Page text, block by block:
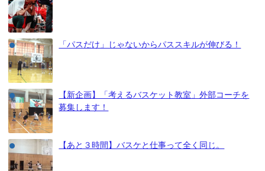
「パスだけ」じゃないからパススキルが伸びる！
【新企画】「考えるバスケット教室」外部コーチを
募集します！
【あと３時間】バスケと仕事って全く同じ。